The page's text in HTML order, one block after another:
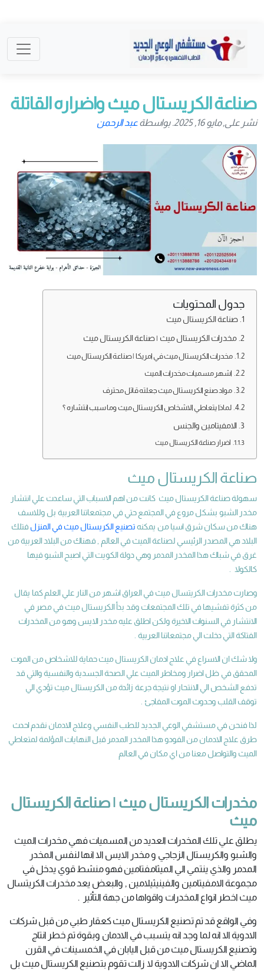
صناعة الكريستال ميث واضراره القاتلة
نشر على, مايو 16, 2025. بواسطة عبد الرحمن
جدول المحتويات
صناعة الكريستال ميث
مخدرات الكريستال ميث | صناعة الكريستال ميث
مخدرات الكريستال ميث في امريكا | صناعة الكريستال ميث
اشهر مسميات مخدرات الميث
مواد صنع الكريستال ميث جعلته قاتل محترف
لماذا يتعاطي الاشخاص الكريستال ميث وما سبب انتشاره ؟
الامفيتامين والجنس
اضرار صناعة الكريستال ميث
صناعة الكريستال ميث
سهولة صناعة الكريستال ميث كانت من اهم الاسباب التي ساعدت علي انتشار
مخدر الشبو بشكل مروع في المجتمع حتي في مجتمعاتنا العربية بل وللاسف
هناك من سكان شرق اسيا من يمكنهتصنيع الكريستال ميث في المنزل فتلك
البلاد هي المصدر الرئيسي لصناعة الميث في العالم , فهناك من البلاد العربية من
غرق في شباك هذا المخدر المدمر وهي دولة الكويت التي اصبح الشبو فيها
كالكولا .
وصارت مخدرات الكريتسال ميث في العراق اشهر من النار علي العلم كما يقال
من كثرة تفشيها في تلك المجتمعات وقد بدأ الكريستال ميث في مصر في
الانتشار في السنوات الاخيرة ولكن اطلق عليه مخدر الايس وهو من المخدرات
الفتاكة التي دخلت الي مجتمعاتنا العربية .
ولا شك ان الاسراع في علاج ادمان الكريستال ميث حماية للاشخاص من الموت
المحقق في ظل اضرار ومخاطر الميث علي الصحة الجسدية والنفسية والتي قد
تدفع الشخص الي الانتحار او نتيجة جرعة زائدة من الكريستال ميث تؤدي الي
توقف القلب وحدوث الموت المفاجئ .
لذا فنحن في مستشفي الوعي الجديد للطب النفسي وعلاج الادمان نقدم احدث
طرق علاج الادمان من الفودو هذا المخدر المدمر قبل النهايات المؤلمة لمتعاطي
الميث والتواصل معنا من اي مكان في العالم
مخدرات الكريستال ميث | صناعة الكريستال
ميث
يطلق علي تلك المخدرات العديد من المسميات فهي مخدرات الميث
والشبو والكريستال الزجاجي و مخدر الايس الا انها لنفس المخدر
المدمر والذي ينتمي الي الميثامفتامين فهو منشط قوي يدخل في
مجموعة الامفيتامين والفينيثيلامين , والبعض يعد مخدرات الكريتسال
ميث اخطر انواع المخدرات واقواها من جهة التأثير .
وفي الواقع قد تم تصنيع الكريستال ميث كعقار طبي من قبل شركات
الادوية الا انه لما وجد انه يتسبب في الادمان وبقوة تم خطر انتاج
وتصنيع الكريستال ميث من قبل اليابان في الخمسينات في القرن
الماضي الا ان شركات الادوية لا زالت تقوم بتصنيع الكريستال ميث بل